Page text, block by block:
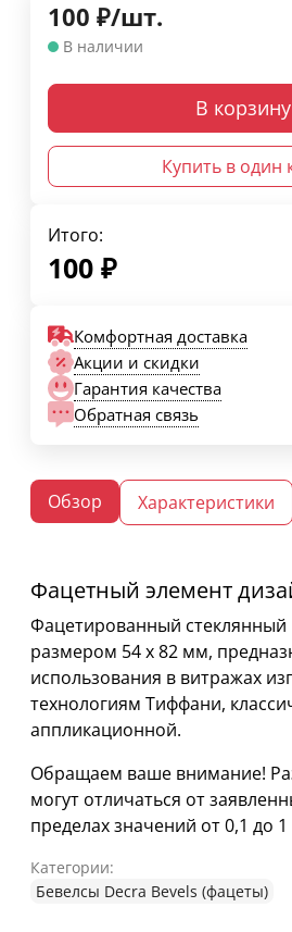
100 ₽/шт.
В наличии
В корзину
Купить в один
Итого:
100 ₽
Комфортная доставка
Акции и скидки
Гарантия качества
Обратная связь
Обзор Характеристики
Фацетный элемент
Фацетированный
размером 54 х 82 мм,
использования в витражах
технологиям Тиффани,
аппликационной.
Обращаем ваше внимание!
могут отличаться от
пределах значений от 0,1 до
Категории:
Бевелсы Decra Bevels (фацеты)